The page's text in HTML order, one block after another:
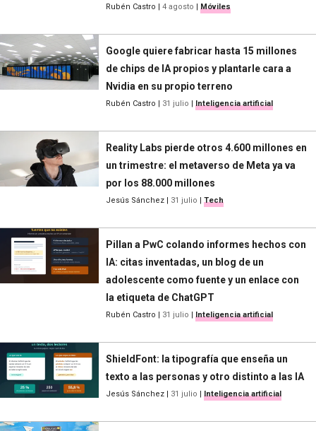
Rubén Castro | 4 agosto | Móviles
Google quiere fabricar hasta 15 millones
de chips de IA propios y plantarle cara a
Nvidia en su propio terreno
Rubén Castro | 31 julio | Inteligencia artificial
Reality Labs pierde otros 4.600 millones en
un trimestre: el metaverso de Meta ya va
por los 88.000 millones
Jesús Sánchez | 31 julio | Tech
Pillan a PwC colando informes hechos con
IA: citas inventadas, un blog de un
adolescente como fuente y un enlace con
la etiqueta de ChatGPT
Rubén Castro | 31 julio | Inteligencia artificial
ShieldFont: la tipografía que enseña un
texto a las personas y otro distinto a las IA
Jesús Sánchez | 31 julio | Inteligencia artificial